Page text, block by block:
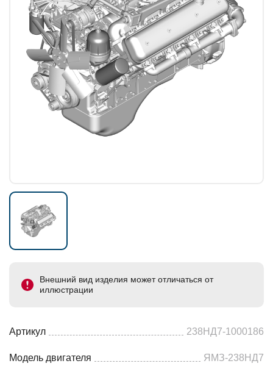
Внешний вид изделия может отличаться от
иллюстрации
Артикул 238НД7-1000186
Модель двигателя ЯМЗ-238НД7